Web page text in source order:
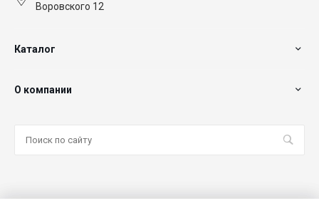
Воровского 12
Каталог
О компании